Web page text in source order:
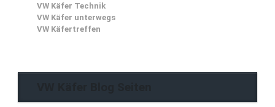
VW Käfer Technik
VW Käfer unterwegs
VW Käfertreffen